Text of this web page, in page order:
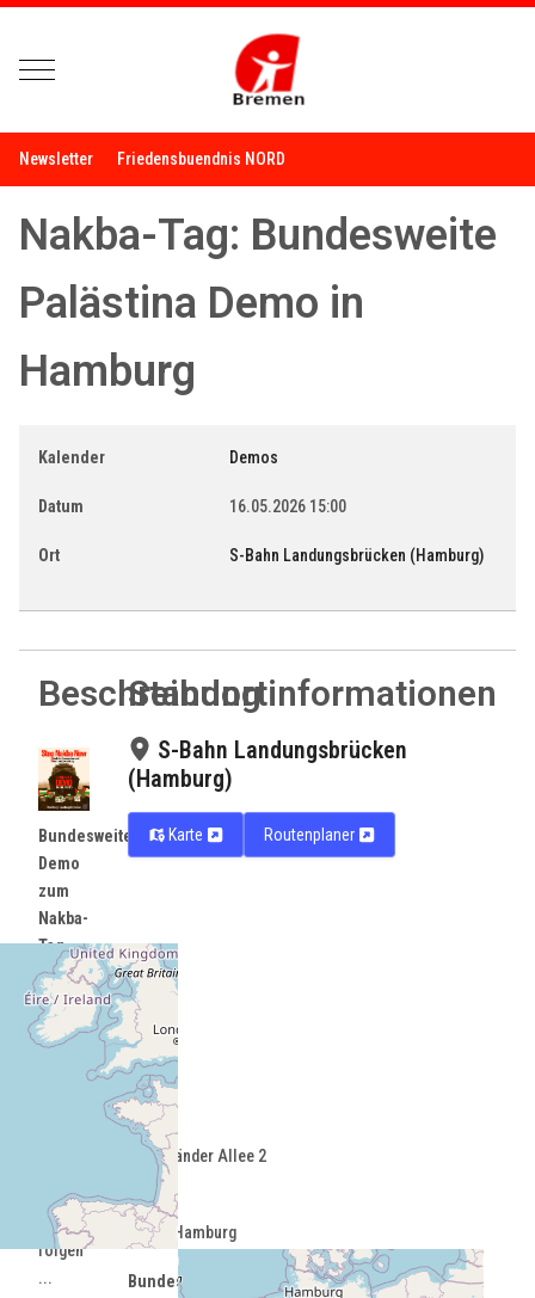
Mobile Menu Toggle
Newsletter Friedensbuendnis NORD
Nakba-Tag: Bundesweite
Palästina Demo in
Hamburg
Kalender Demos
Datum 16.05.2026 15:00
Ort S-Bahn Landungsbrücken (Hamburg)
Beschreibung
Bundesweite
Demo
zum
Nakba-
Tag
16.05.2026
um
15:00
Landungsbrücken
Weitere
Infos
folgen
...
Standortinformationen
S-Bahn Landungsbrücken
(Hamburg)
Karte Routenplaner
Straße
Helgoländer Allee 2
Stadt
20359 Hamburg
Bundesland